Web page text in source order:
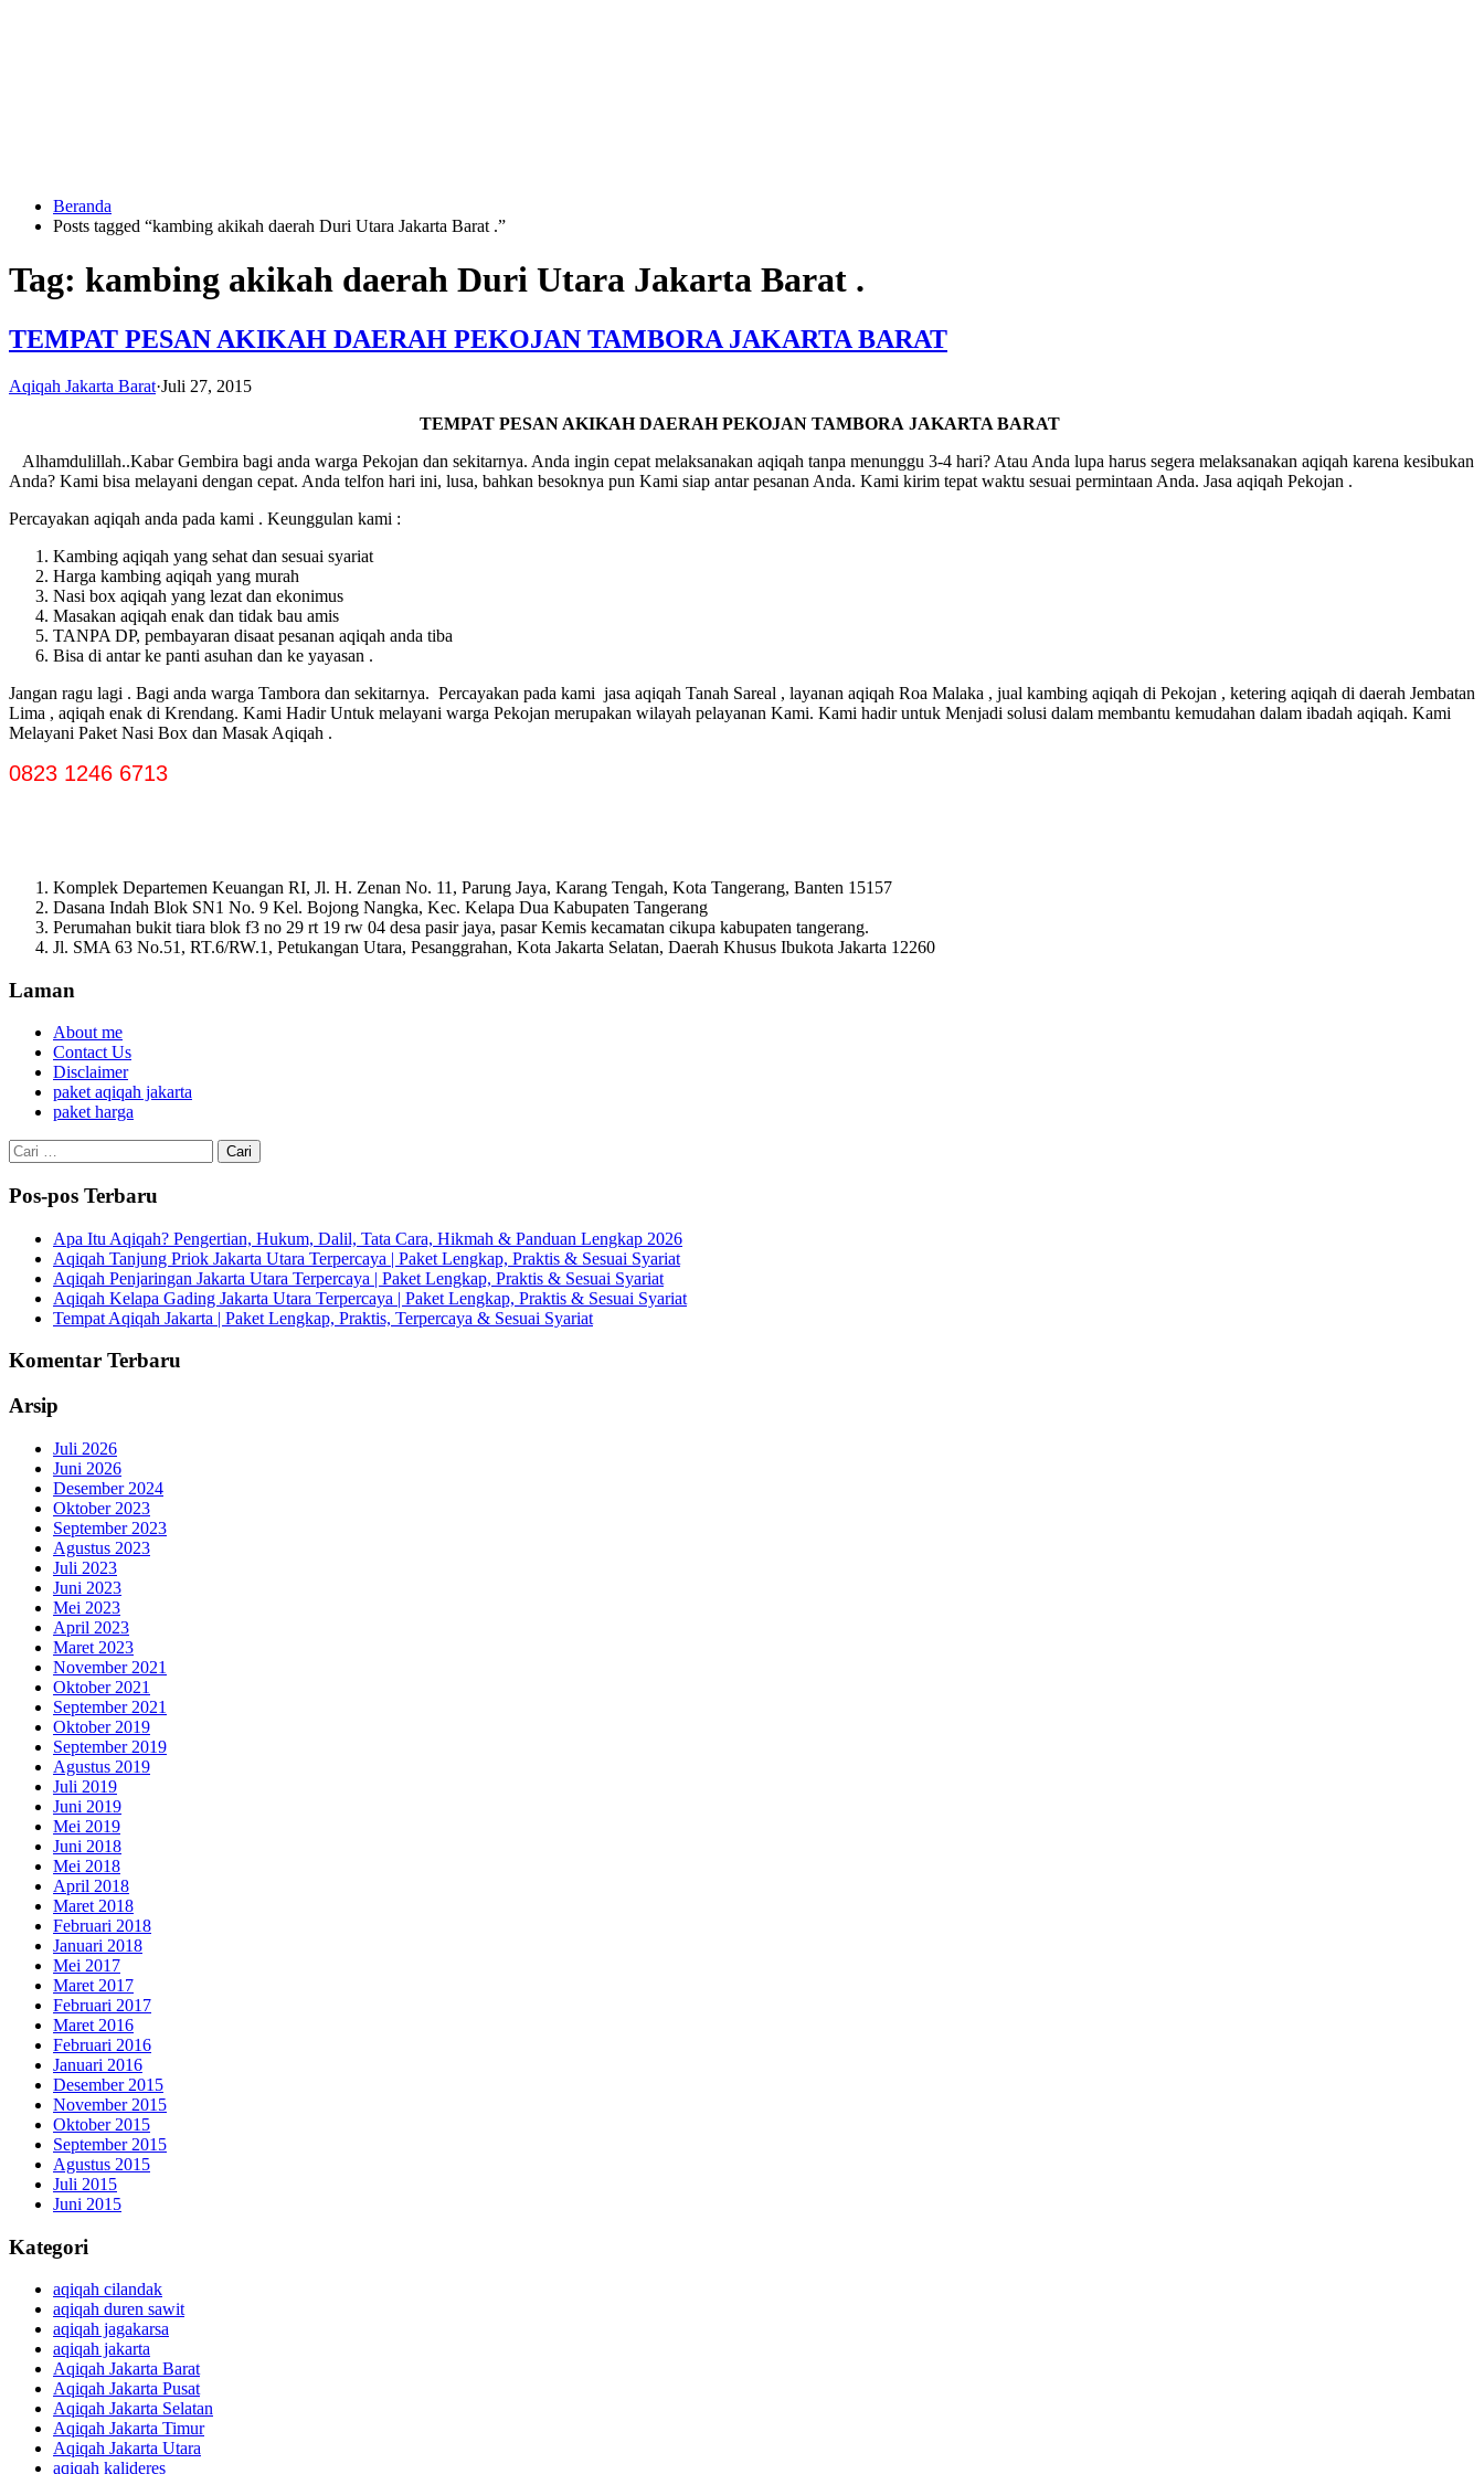
HUBUNGI
KAMI
6713
Beranda
Posts tagged “kambing akikah daerah Duri Utara Jakarta Barat .”
Tag: kambing akikah daerah Duri Utara Jakarta Barat .
TEMPAT PESAN AKIKAH DAERAH PEKOJAN TAMBORA JAKARTA BARAT
Aqiqah Jakarta Barat·Juli 27, 2015
TEMPAT PESAN AKIKAH DAERAH PEKOJAN TAMBORA JAKARTA BARAT
Alhamdulillah..Kabar Gembira bagi anda warga Pekojan dan sekitarnya. Anda ingin cepat melaksanakan aqiqah tanpa menunggu 3-4 hari? Atau Anda lupa harus segera melaksanakan aqiqah karena kesibukan
Anda? Kami bisa melayani dengan cepat. Anda telfon hari ini, lusa, bahkan besoknya pun Kami siap antar pesanan Anda. Kami kirim tepat waktu sesuai permintaan Anda. Jasa aqiqah Pekojan .
Percayakan aqiqah anda pada kami . Keunggulan kami :
Kambing aqiqah yang sehat dan sesuai syariat
Harga kambing aqiqah yang murah
Nasi box aqiqah yang lezat dan ekonimus
Masakan aqiqah enak dan tidak bau amis
TANPA DP, pembayaran disaat pesanan aqiqah anda tiba
Bisa di antar ke panti asuhan dan ke yayasan .
Jangan ragu lagi . Bagi anda warga Tambora dan sekitarnya. Percayakan pada kami jasa aqiqah Tanah Sareal , layanan aqiqah Roa Malaka , jual kambing aqiqah di Pekojan , ketering aqiqah di daerah Jembatan
Lima , aqiqah enak di Krendang. Kami Hadir Untuk melayani warga Pekojan merupakan wilayah pelayanan Kami. Kami hadir untuk Menjadi solusi dalam membantu kemudahan dalam ibadah aqiqah. Kami
Melayani Paket Nasi Box dan Masak Aqiqah .
0823 1246 6713
Komplek Departemen Keuangan RI, Jl. H. Zenan No. 11, Parung Jaya, Karang Tengah, Kota Tangerang, Banten 15157
Dasana Indah Blok SN1 No. 9 Kel. Bojong Nangka, Kec. Kelapa Dua Kabupaten Tangerang
Perumahan bukit tiara blok f3 no 29 rt 19 rw 04 desa pasir jaya, pasar Kemis kecamatan cikupa kabupaten tangerang.
Jl. SMA 63 No.51, RT.6/RW.1, Petukangan Utara, Pesanggrahan, Kota Jakarta Selatan, Daerah Khusus Ibukota Jakarta 12260
Laman
About me
Contact Us
Disclaimer
paket aqiqah jakarta
paket harga
Cari
untuk:
Pos-pos Terbaru
Apa Itu Aqiqah? Pengertian, Hukum, Dalil, Tata Cara, Hikmah & Panduan Lengkap 2026
Aqiqah Tanjung Priok Jakarta Utara Terpercaya | Paket Lengkap, Praktis & Sesuai Syariat
Aqiqah Penjaringan Jakarta Utara Terpercaya | Paket Lengkap, Praktis & Sesuai Syariat
Aqiqah Kelapa Gading Jakarta Utara Terpercaya | Paket Lengkap, Praktis & Sesuai Syariat
Tempat Aqiqah Jakarta | Paket Lengkap, Praktis, Terpercaya & Sesuai Syariat
Komentar Terbaru
Arsip
Juli 2026
Juni 2026
Desember 2024
Oktober 2023
September 2023
Agustus 2023
Juli 2023
Juni 2023
Mei 2023
April 2023
Maret 2023
November 2021
Oktober 2021
September 2021
Oktober 2019
September 2019
Agustus 2019
Juli 2019
Juni 2019
Mei 2019
Juni 2018
Mei 2018
April 2018
Maret 2018
Februari 2018
Januari 2018
Mei 2017
Maret 2017
Februari 2017
Maret 2016
Februari 2016
Januari 2016
Desember 2015
November 2015
Oktober 2015
September 2015
Agustus 2015
Juli 2015
Juni 2015
Kategori
aqiqah cilandak
aqiqah duren sawit
aqiqah jagakarsa
aqiqah jakarta
Aqiqah Jakarta Barat
Aqiqah Jakarta Pusat
Aqiqah Jakarta Selatan
Aqiqah Jakarta Timur
Aqiqah Jakarta Utara
aqiqah kalideres